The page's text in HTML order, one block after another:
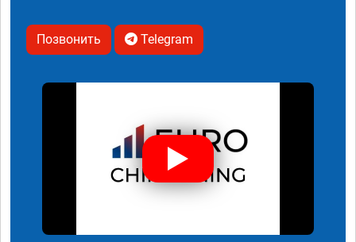
Позвонить Telegram